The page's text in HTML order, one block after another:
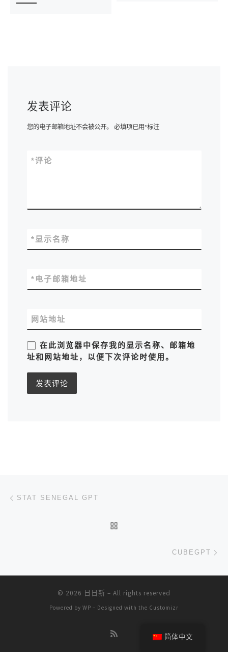
发表评论
您的电子邮箱地址不会被公开。 必填项已用*标注
评论
*
显示名称
*
电子邮箱地址
*
网站地址
在此浏览器中保存我的显示名称、邮箱地
址和网站地址，以便下次评论时使用。
文章导航
STAT SENEGAL GPT
CUBEGPT
© 2026 日日新 – All rights reserved
Powered by WP – Designed with the Customizr
简体中文